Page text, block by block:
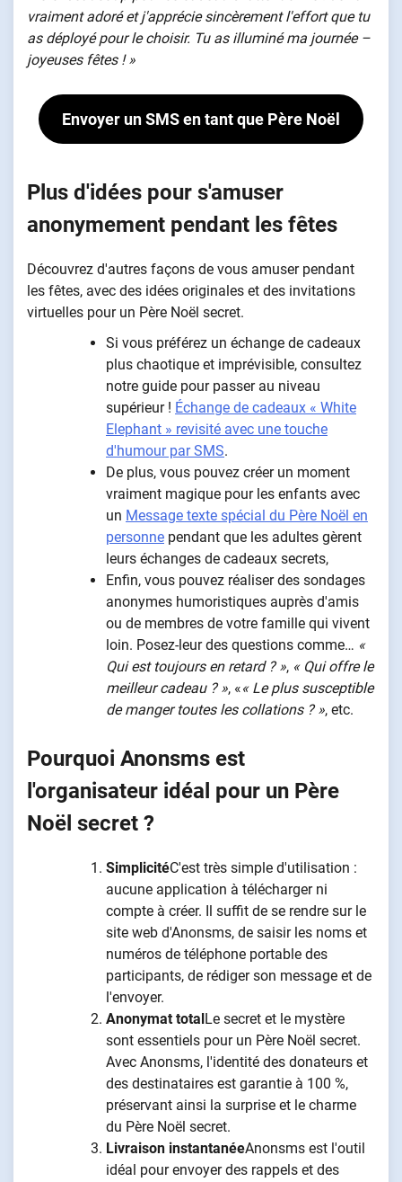
vraiment adoré et j'apprécie sincèrement l'effort que tu
as déployé pour le choisir. Tu as illuminé ma journée –
joyeuses fêtes ! »
Envoyer un SMS en tant que Père Noël
Plus d'idées pour s'amuser
anonymement pendant les fêtes
Découvrez d'autres façons de vous amuser pendant
les fêtes, avec des idées originales et des invitations
virtuelles pour un Père Noël secret.
Si vous préférez un échange de cadeaux
plus chaotique et imprévisible, consultez
notre guide pour passer au niveau
supérieur ! Échange de cadeaux « White
Elephant » revisité avec une touche
d'humour par SMS.
De plus, vous pouvez créer un moment
vraiment magique pour les enfants avec
un Message texte spécial du Père Noël en
personne pendant que les adultes gèrent
leurs échanges de cadeaux secrets,
Enfin, vous pouvez réaliser des sondages
anonymes humoristiques auprès d'amis
ou de membres de votre famille qui vivent
loin. Posez-leur des questions comme… «
Qui est toujours en retard ? », « Qui offre le
meilleur cadeau ? », «« Le plus susceptible
de manger toutes les collations ? », etc.
Pourquoi Anonsms est
l'organisateur idéal pour un Père
Noël secret ?
SimplicitéC'est très simple d'utilisation :
aucune application à télécharger ni
compte à créer. Il suffit de se rendre sur le
site web d'Anonsms, de saisir les noms et
numéros de téléphone portable des
participants, de rédiger son message et de
l'envoyer.
Anonymat totalLe secret et le mystère
sont essentiels pour un Père Noël secret.
Avec Anonsms, l'identité des donateurs et
des destinataires est garantie à 100 %,
préservant ainsi la surprise et le charme
du Père Noël secret.
Livraison instantanéeAnonsms est l'outil
idéal pour envoyer des rappels et des